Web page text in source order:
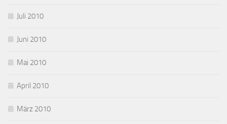
Juli 2010
Juni 2010
Mai 2010
April 2010
März 2010